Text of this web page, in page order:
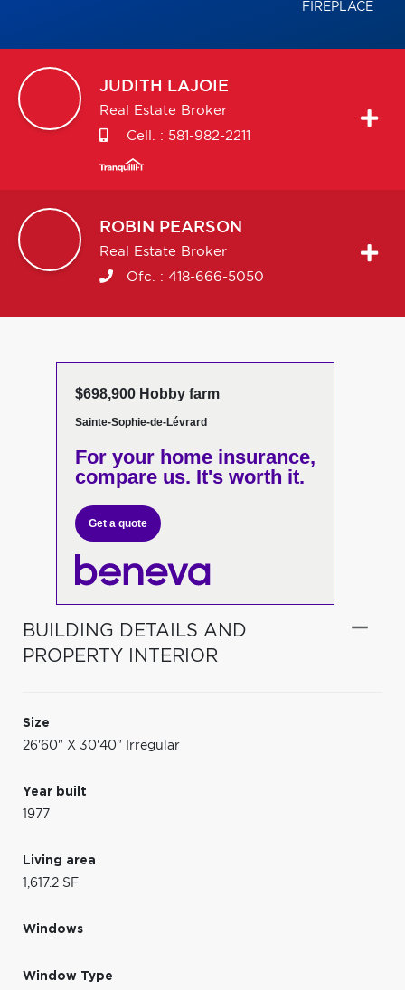
FIREPLACE
JUDITH LAJOIE
Real Estate Broker
Cell. : 581-982-2211
ROBIN PEARSON
Real Estate Broker
Ofc. : 418-666-5050
$698,900 Hobby farm
Sainte-Sophie-de-Lévrard
For your home insurance,
compare us. It's worth it.
Get a quote
BUILDING DETAILS AND
PROPERTY INTERIOR
Size
26'60" X 30'40" Irregular
Year built
1977
Living area
1,617.2 SF
Windows
Window Type